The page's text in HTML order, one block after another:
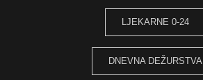
LJEKARNE 0-24
DNEVNA DEŽURSTVA